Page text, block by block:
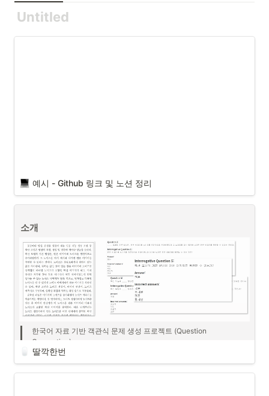
예시 - Github 링크 및 노션 정리
소개
한국어 자료 기반 객관식 문제 생성 프로젝트 (Question
Generation)
고등학교 땐 문제집 풀면 시험 공부 끝. 그런데 대학교 공부는 어떻게 해
딸깍한번